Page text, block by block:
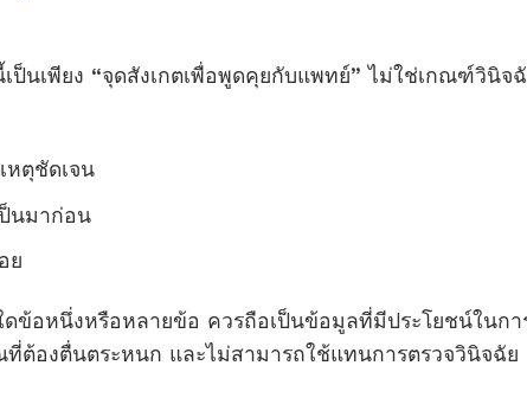
นเพียง “จุดสังเกตเพื่อพูดคุยกับแพทย์” ไม่ใช่เกณฑ์วินิจ
หตุชัดเจน
นมาก่อน
ย
ข้อหนึ่งหรือหลายข้อ ควรถือเป็นข้อมูลที่มีประโยชน์ในกา
องตื่นตระหนก และไม่สามารถใช้แทนการตรวจวินิจฉัย